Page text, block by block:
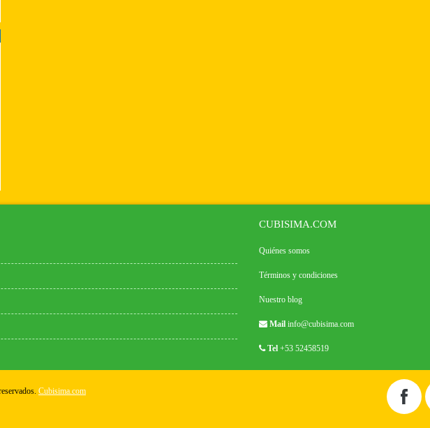
CUBISIMA.COM
Quiénes somos
Términos y condiciones
Nuestro blog
Mail info@cubisima.com
Tel +53 52458519
Cubisima.com